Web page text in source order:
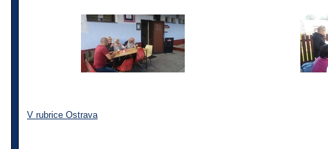
V rubrice Ostrava